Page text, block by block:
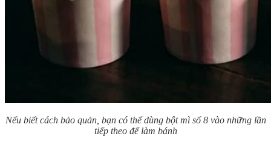
Nếu biết cách bảo quản, bạn có thể dùng bột mì số 8 vào những lần
tiếp theo để làm bánh